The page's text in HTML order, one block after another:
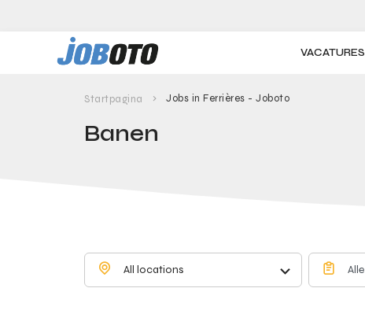
VACATURES
Startpagina Jobs in Ferrières - Joboto
Banen
All locations Alle